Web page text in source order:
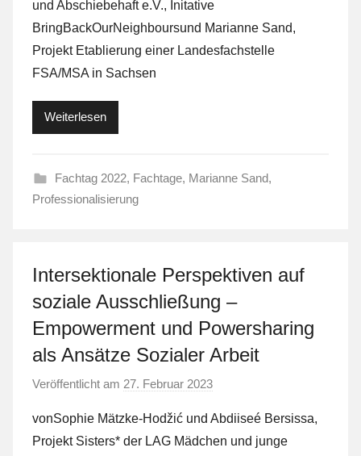
L
a
F
und Abschiebehaft e.V., Initative
BringBackOurNeighboursund Marianne Sand,
Projekt Etablierung einer Landesfachstelle
FSA/MSA in Sachsen
Weiterlesen
Fachtag 2022, Fachtage, Marianne Sand,
Professionalisierung
Intersektionale Perspektiven auf
soziale Ausschließung –
Empowerment und Powersharing
als Ansätze Sozialer Arbeit
Veröffentlicht am 27. Februar 2023
n
L
vonSophie Mätzke-Hodžić und Abdiiseé Bersissa,
Projekt Sisters* der LAG Mädchen und junge